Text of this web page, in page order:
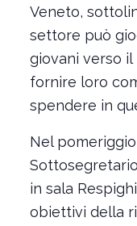
Veneto,
settore può
giovani verso
fornire loro
spendere in
Nel
in sala
obiettivi della